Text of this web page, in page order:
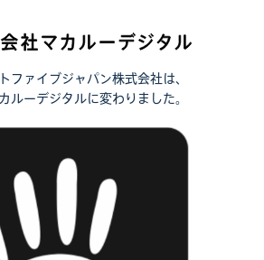
ファイブジャパン株式会社は、
ルーデジタルに変わりました。